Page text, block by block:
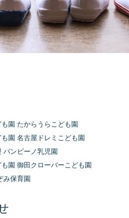
園 たからうらこども園
園 名古屋ドレミこども園
バンビーノ乳児園
園 御田クローバーこども園
み保育園